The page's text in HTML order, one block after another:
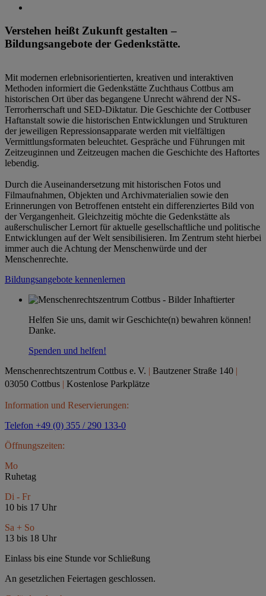
Verstehen heißt Zukunft gestalten –
Bildungsangebote der Gedenkstätte.
Mit modernen erlebnisorientierten, kreativen und interaktiven
Methoden informiert die Gedenkstätte Zuchthaus Cottbus am
historischen Ort über das begangene Unrecht während der NS-
Terrorherrschaft und SED-Diktatur. Die Geschichte der Cottbuser
Haftanstalt sowie die historischen Entwicklungen und Strukturen
der jeweiligen Repressionsapparate werden mit vielfältigen
Vermittlungsformaten beleuchtet. Gespräche und Führungen mit
Zeitzeuginnen und Zeitzeugen machen die Geschichte des Haftortes
lebendig.
Durch die Auseinandersetzung mit historischen Fotos und
Filmaufnahmen, Objekten und Archivmaterialien sowie den
Erinnerungen von Betroffenen entsteht ein differenziertes Bild von
der Vergangenheit. Gleichzeitig möchte die Gedenkstätte als
außerschulischer Lernort für aktuelle gesellschaftliche und politische
Entwicklungen auf der Welt sensibilisieren. Im Zentrum steht hierbei
immer auch die Achtung der Menschenwürde und der
Menschenrechte.
Bildungsangebote kennenlernen
Helfen Sie uns, damit wir Geschichte(n) bewahren können!
Danke.
Spenden und helfen!
Menschenrechtszentrum Cottbus e. V. | Bautzener Straße 140 |
03050 Cottbus | Kostenlose Parkplätze
Information und Reservierungen:
Telefon +49 (0) 355 / 290 133-0
Öffnungszeiten:
Mo
Ruhetag
Di - Fr
10 bis 17 Uhr
Sa + So
13 bis 18 Uhr
Einlass bis eine Stunde vor Schließung
An gesetzlichen Feiertagen geschlossen.